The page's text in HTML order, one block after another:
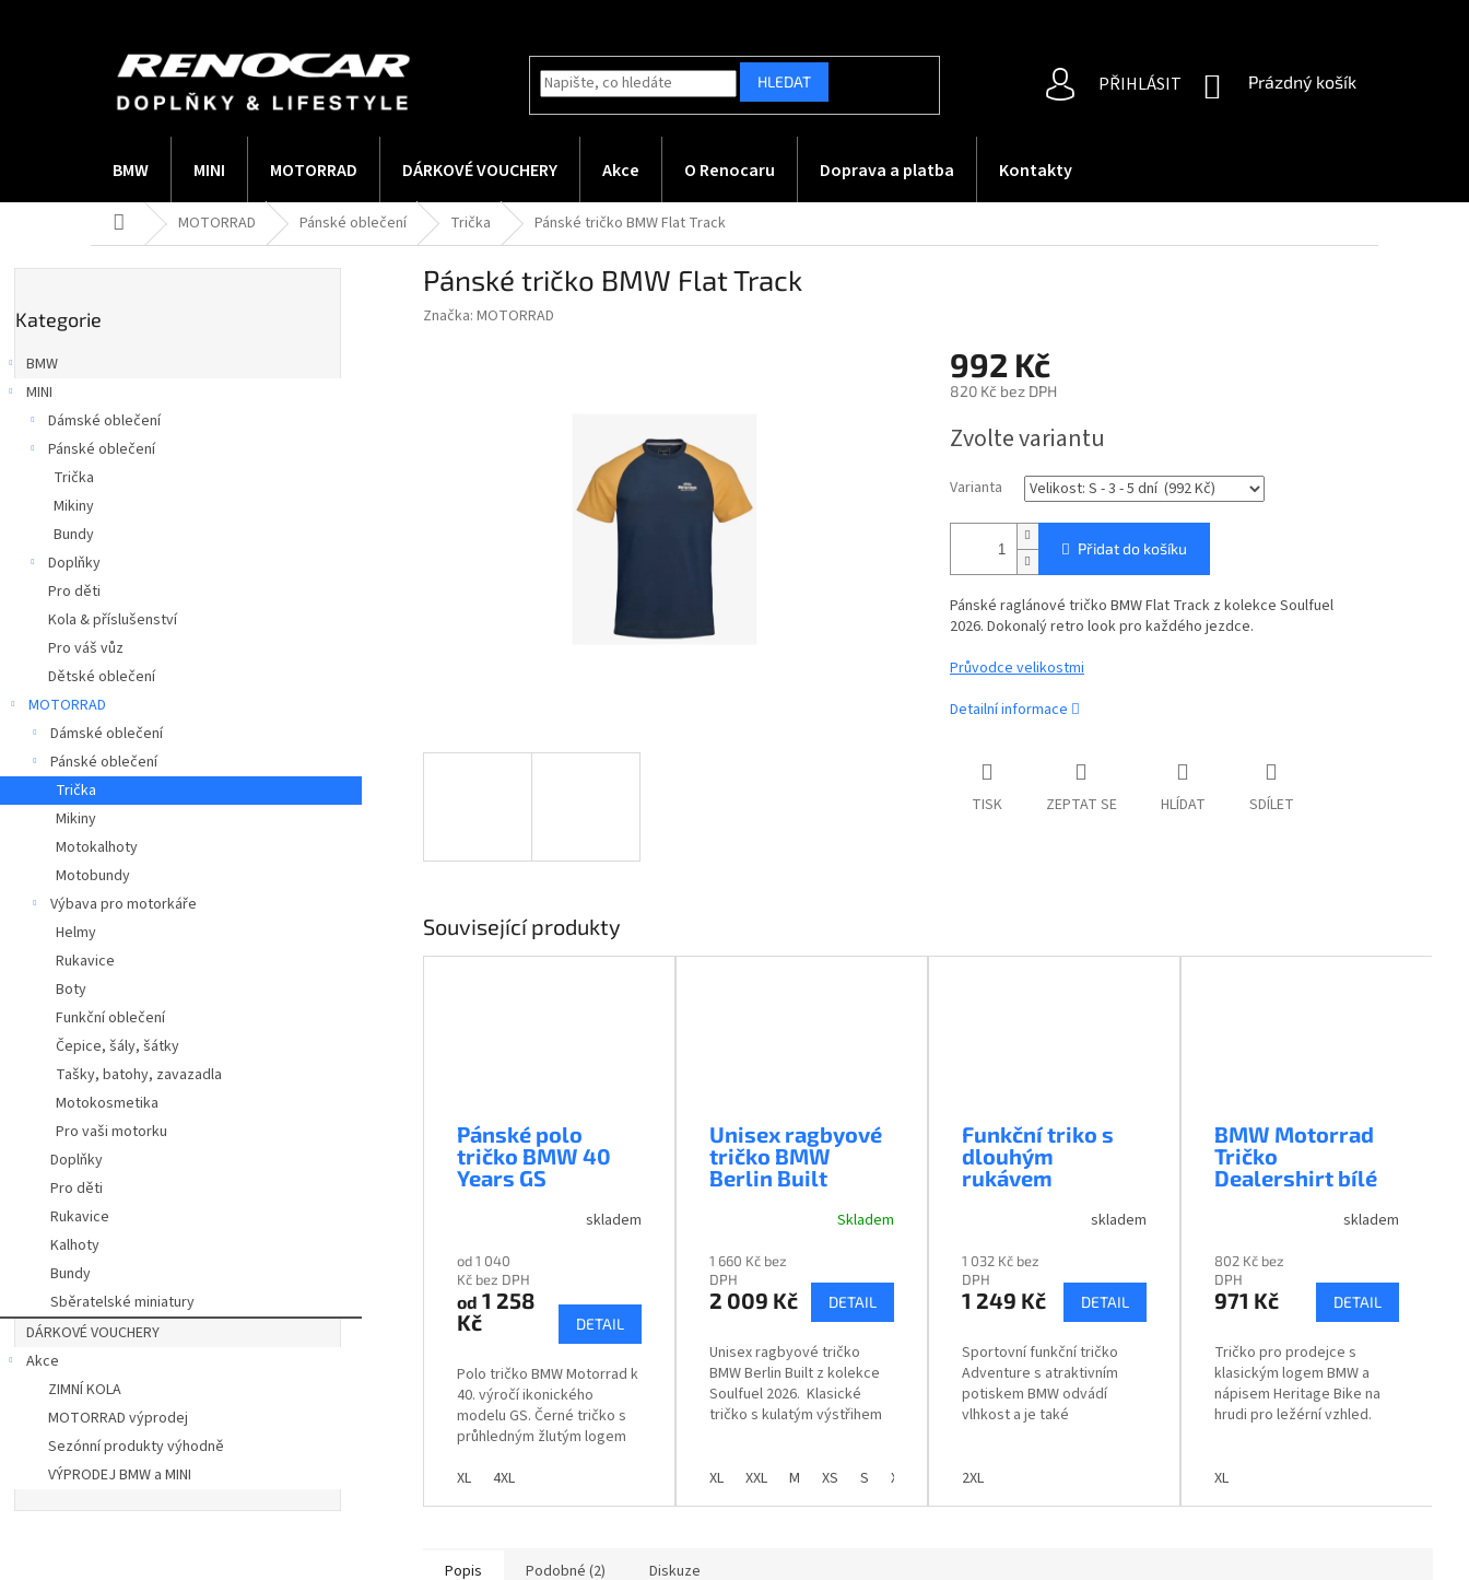
HLEDAT PŘIHLÁSIT
NÁKUPNÍ
Prázdný košík
BMW MINI MOTORRAD DÁRKOVÉ VOUCHERY Akce O Renocaru Doprava a platba Kontakty
Domů MOTORRAD Pánské oblečení Trička Pánské tričko BMW Flat Track
t
a
n
kategorie
Kategorie
BMW
MINI
Dámské oblečení
Pánské oblečení
Trička
Mikiny
Bundy
Doplňky
Pro děti
Kola & příslušenství
Pro váš vůz
Dětské oblečení
MOTORRAD
Dámské oblečení
Pánské oblečení
Trička
Mikiny
Motokalhoty
Motobundy
Výbava pro motorkáře
Helmy
Rukavice
Boty
Funkční oblečení
Čepice, šály, šátky
Tašky, batohy, zavazadla
Motokosmetika
Pro vaši motorku
Doplňky
Pro děti
Rukavice
Kalhoty
Bundy
Sběratelské miniatury
DÁRKOVÉ VOUCHERY
Akce
ZIMNÍ KOLA
MOTORRAD výprodej
Sezónní produkty výhodně
VÝPRODEJ BMW a MINI
Pánské tričko BMW Flat Track
Značka:MOTORRAD
992 Kč
820 Kč bez DPH
cena:
Zvolte variantu
Varianta
Přidat do košíku
Pánské raglánové tričko BMW Flat Track z kolekce Soulfuel
2026. Dokonalý retro look pro každého jezdce.
Průvodce velikostmi
Detailní informace
TISK ZEPTAT SE HLÍDAT SDÍLET
Související produkty
Pánské polo
tričko BMW 40
Years GS
skladem
od 1 040
Kč bez DPH
od 1 258
Kč
DETAIL
Polo tričko BMW Motorrad k
40. výročí ikonického
modelu GS. Černé tričko s
průhledným žlutým logem
hrudi, které demonstruje
XL 4XL
Unisex ragbyové
tričko BMW
Berlin Built
Skladem
1 660 Kč bez
DPH
2 009 Kč DETAIL
Unisex ragbyové tričko
BMW Berlin Built z kolekce
Soulfuel 2026. Klasické
tričko s kulatým výstřihem
z organické...
XL XXL M XS S XXXL
Funkční triko s
dlouhým
rukávem
skladem
1 032 Kč bez
DPH
1 249 Kč DETAIL
Sportovní funkční tričko
Adventure s atraktivním
potiskem BMW odvádí
vlhkost a je také
2XL
BMW Motorrad
Tričko
Dealershirt bílé
skladem
802 Kč bez
DPH
971 Kč DETAIL
Tričko pro prodejce s
klasickým logem BMW a
nápisem Heritage Bike na
hrudi pro ležérní vzhled.
gramáži pouhých 180 g/m².
XL
Popis Podobné (2) Diskuze